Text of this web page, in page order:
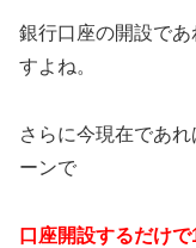
銀行口座の開設で
すよね。
さらに今現在であ
ーンで
口座開設するだけ